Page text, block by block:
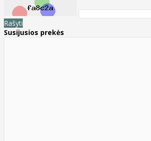
Rašyti
Susijusios prekės